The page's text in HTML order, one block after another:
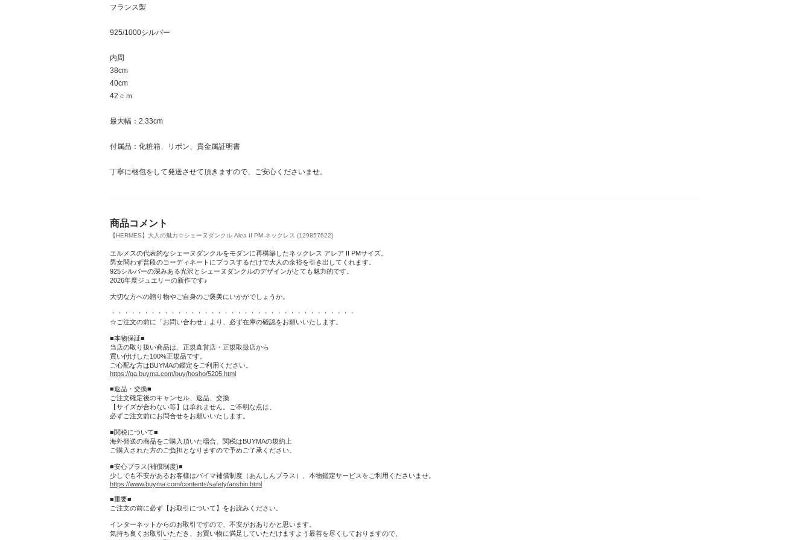
フランス製
925/1000シルバー
内周
38cm
40cm
42ｃｍ
最大幅：2.33cm
付属品：化粧箱、リボン、貴金属証明書
丁寧に梱包をして発送させて頂きますので、ご安心くださいませ。
商品コメント
【HERMES】大人の魅力☆シェーヌダンクル Alea II PM ネックレス (129857622)
エルメスの代表的なシェーヌダンクルをモダンに再構築したネックレス アレア II PMサイズ。
男女問わず普段のコーディネートにプラスするだけで大人の余裕を引き出してくれます。
925シルバーの深みある光沢とシェーヌダンクルのデザインがとても魅力的です。
2026年度ジュエリーの新作です♪
大切な方への贈り物やご自身のご褒美にいかがでしょうか。
・・・・・・・・・・・・・・・・・・・・・・・・・・・・・・・・・・・・・
☆ご注文の前に「お問い合わせ」より、必ず在庫の確認をお願いいたします。
■本物保証■
当店の取り扱い商品は、正規直営店・正規取扱店から
買い付けした100%正規品です。
ご心配な方はBUYMAの鑑定をご利用ください。
https://qa.buyma.com/buy/hosho/5205.html
■返品・交換■
ご注文確定後のキャンセル、返品、交換
【サイズが合わない等】は承れません。ご不明な点は、
必ずご注文前にお問合せをお願いいたします。
■関税について■
海外発送の商品をご購入頂いた場合、関税はBUYMAの規約上
ご購入された方のご負担となりますので予めご了承ください。
■安心プラス(補償制度)■
少しでも不安があるお客様はバイマ補償制度（あんしんプラス）、本物鑑定サービスをご利用くださいませ。
https://www.buyma.com/contents/safety/anshin.html
■重要■
ご注文の前に必ず【お取引について】をお読みください。
インターネットからのお取引ですので、不安がおありかと思います。
気持ち良くお取引いただき、お買い物に満足していただけますよう最善を尽くしておりますので、